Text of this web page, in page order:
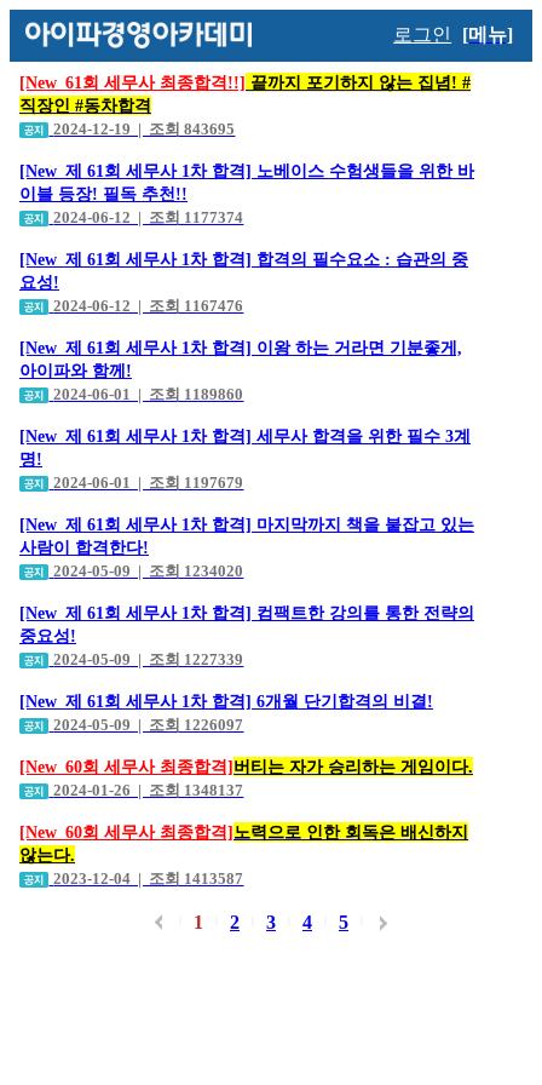
로그인 [메뉴]
[New_61회 세무사 최종합격!!] 끝까지 포기하지 않는 집념! #
직장인 #동차합격
2024-12-19 | 조회 843695
[New_제 61회 세무사 1차 합격] 노베이스 수험생들을 위한 바
이블 등장! 필독 추천!!
2024-06-12 | 조회 1177374
[New_제 61회 세무사 1차 합격] 합격의 필수요소 : 습관의 중
요성!
2024-06-12 | 조회 1167476
[New_제 61회 세무사 1차 합격] 이왕 하는 거라면 기분좋게,
아이파와 함께!
2024-06-01 | 조회 1189860
[New_제 61회 세무사 1차 합격] 세무사 합격을 위한 필수 3계
명!
2024-06-01 | 조회 1197679
[New_제 61회 세무사 1차 합격] 마지막까지 책을 붙잡고 있는
사람이 합격한다!
2024-05-09 | 조회 1234020
[New_제 61회 세무사 1차 합격] 컴팩트한 강의를 통한 전략의
중요성!
2024-05-09 | 조회 1227339
[New_제 61회 세무사 1차 합격] 6개월 단기합격의 비결!
2024-05-09 | 조회 1226097
[New_60회 세무사 최종합격]버티는 자가 승리하는 게임이다.
2024-01-26 | 조회 1348137
[New_60회 세무사 최종합격]노력으로 인한 회독은 배신하지
않는다.
2023-12-04 | 조회 1413587
1 2 3 4 5